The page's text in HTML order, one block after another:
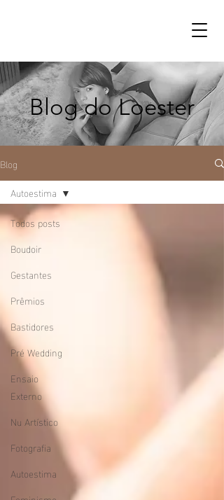
Blog do Loester
Blog
Todos posts
Boudoir
Gestantes
Prêmios
Bastidores
Pré Wedding
Ensaio
Externo
Nu Artístico
Fotografia
Autoestima
Autoestima